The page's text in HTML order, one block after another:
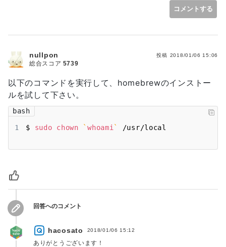
コメントする
以下のコマンドを実行して、homebrewのインストー
ルを試して下さい。
bash
1 $ sudo chown `whoami ` /usr/local
投稿 2018/01/06 15:06
nullpon
総合スコア 5739
回答へのコメント
hacosato 2018/01/06 15:12
ありがとうございます！